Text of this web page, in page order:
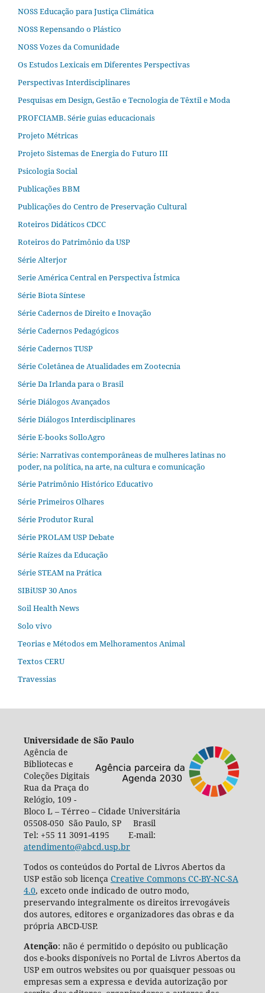
NOSS Educação para Justiça Climática
NOSS Repensando o Plástico
NOSS Vozes da Comunidade
Os Estudos Lexicais em Diferentes Perspectivas
Perspectivas Interdisciplinares
Pesquisas em Design, Gestão e Tecnologia de Têxtil e Moda
PROFCIAMB. Série guias educacionais
Projeto Métricas
Projeto Sistemas de Energia do Futuro III
Psicologia Social
Publicações BBM
Publicações do Centro de Preservação Cultural
Roteiros Didáticos CDCC
Roteiros do Patrimônio da USP
Série Alterjor
Serie América Central en Perspectiva Ístmica
Série Biota Síntese
Série Cadernos de Direito e Inovação
Série Cadernos Pedagógicos
Série Cadernos TUSP
Série Coletânea de Atualidades em Zootecnia
Série Da Irlanda para o Brasil
Série Diálogos Avançados
Série Diálogos Interdisciplinares
Série E-books SolloAgro
Série: Narrativas contemporâneas de mulheres latinas no
poder, na política, na arte, na cultura e comunicação
Série Patrimônio Histórico Educativo
Série Primeiros Olhares
Série Produtor Rural
Série PROLAM USP Debate
Série Raízes da Educação
Série STEAM na Prática
SIBiUSP 30 Anos
Soil Health News
Solo vivo
Teorias e Métodos em Melhoramentos Animal
Textos CERU
Travessias
Universidade de São Paulo
Agência de
Bibliotecas e
Coleções Digitais
Rua da Praça do
Relógio, 109 -
Bloco L – Térreo – Cidade Universitária
05508-050 São Paulo, SP Brasil
Tel: +55 11 3091-4195 E-mail:
atendimento@abcd.usp.br
Todos os conteúdos do Portal de Livros Abertos da
USP estão sob licença Creative Commons CC-BY-NC-SA
4.0, exceto onde indicado de outro modo,
preservando integralmente os direitos irrevogáveis
dos autores, editores e organizadores das obras e da
própria ABCD-USP.
Atenção: não é permitido o depósito ou publicação
dos e-books disponíveis no Portal de Livros Abertos da
USP em outros websites ou por quaisquer pessoas ou
empresas sem a expressa e devida autorização por